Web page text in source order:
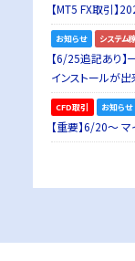
【MT5 FX取引】
お知らせ システム
【6/25追記あり
インストールが
CFD取引 お知らせ
【重要】6/20～